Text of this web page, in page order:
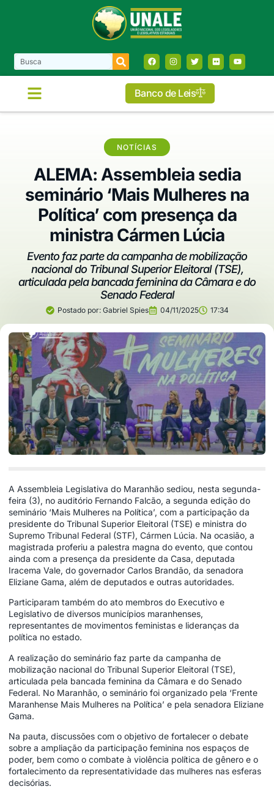
Banco de Leis
NOTÍCIAS
ALEMA: Assembleia sedia
seminário ‘Mais Mulheres na
Política’ com presença da
ministra Cármen Lúcia
Evento faz parte da campanha de mobilização
nacional do Tribunal Superior Eleitoral (TSE),
articulada pela bancada feminina da Câmara e do
Senado Federal
Postado por:Gabriel Spies 04/11/2025 17:34
A Assembleia Legislativa do Maranhão sediou, nesta segunda-
feira (3), no auditório Fernando Falcão, a segunda edição do
seminário ‘Mais Mulheres na Política’, com a participação da
presidente do Tribunal Superior Eleitoral (TSE) e ministra do
Supremo Tribunal Federal (STF), Cármen Lúcia. Na ocasião, a
magistrada proferiu a palestra magna do evento, que contou
ainda com a presença da presidente da Casa, deputada
Iracema Vale, do governador Carlos Brandão, da senadora
Eliziane Gama, além de deputados e outras autoridades.
Participaram também do ato membros do Executivo e
Legislativo de diversos municípios maranhenses,
representantes de movimentos feministas e lideranças da
política no estado.
A realização do seminário faz parte da campanha de
mobilização nacional do Tribunal Superior Eleitoral (TSE),
articulada pela bancada feminina da Câmara e do Senado
Federal. No Maranhão, o seminário foi organizado pela ‘Frente
Maranhense Mais Mulheres na Política’ e pela senadora Eliziane
Gama.
Na pauta, discussões com o objetivo de fortalecer o debate
sobre a ampliação da participação feminina nos espaços de
poder, bem como o combate à violência política de gênero e o
fortalecimento da representatividade das mulheres nas esferas
decisórias.